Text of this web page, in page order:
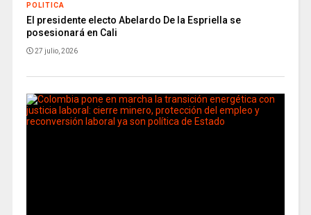
POLITICA
El presidente electo Abelardo De la Espriella se
posesionará en Cali
27 julio, 2026